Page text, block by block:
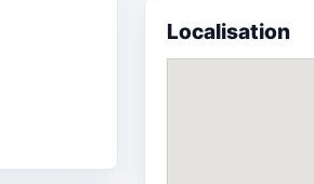
Localisation